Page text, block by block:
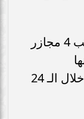
وأضافت: "الاحتلال الإسرائيلي يرتكب 4 مجازر
للمستشفيات 32 شهيدا و69 إصابة خلال الـ 24